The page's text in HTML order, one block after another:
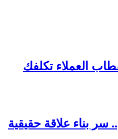
العملاء تكلفك
سر بناء علاقة حقيقية